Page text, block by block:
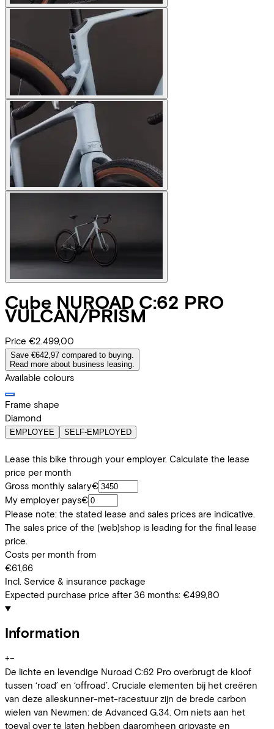
Cube NUROAD C:62 PRO
VULCAN/PRISM
Price €2.499,00
Save €642,97 compared to buying.
Read more about business leasing.
Available colours
Frame shape
Diamond
EMPLOYEE SELF-EMPLOYED
Lease this bike through your employer. Calculate the lease
price per month
Gross monthly salary€
My employer pays€
Please note: the stated lease and sales prices are indicative.
The sales price of the (web)shop is leading for the final lease
price.
Costs per month from
€61,66
Incl. Service & insurance package
Expected purchase price after 36 months: €499,80
Information
+−
De lichte en levendige Nuroad C:62 Pro overbrugt de kloof
tussen ‘road’ en ‘offroad’. Cruciale elementen bij het creëren
van deze alleskunner-met-racestuur zijn de brede carbon
wielen van Newmen: de Advanced G.34. Om niets aan het
toeval over te laten hebben daaromheen gripvaste en